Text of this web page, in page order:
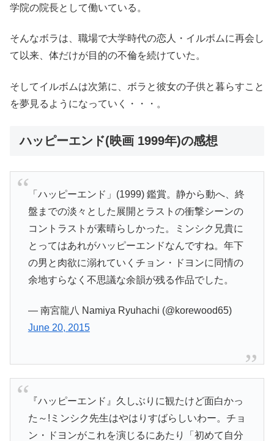
学院の院長として働いている。
そんなボラは、職場で大学時代の恋人・イルボムに再会し
て以来、体だけが目的の不倫を続けていた。
そしてイルボムは次第に、ボラと彼女の子供と暮らすこと
を夢見るようになっていく・・・。
ハッピーエンド(映画 1999年)の感想
「ハッピーエンド」(1999) 鑑賞。静から動へ、終
盤までの淡々とした展開とラストの衝撃シーンの
コントラストが素晴らしかった。ミンシク兄貴に
とってはあれがハッピーエンドなんですね。年下
の男と肉欲に溺れていくチョン・ドヨンに同情の
余地すらなく不思議な余韻が残る作品でした。
— 南宮龍八 Namiya Ryuhachi (@korewood65)
June 20, 2015
『ハッピーエンド』久しぶりに観たけど面白かっ
た～!ミンシク先生はやはりすばらしいわー。チョ
ン・ドヨンがこれを演じるにあたり「初めて自分